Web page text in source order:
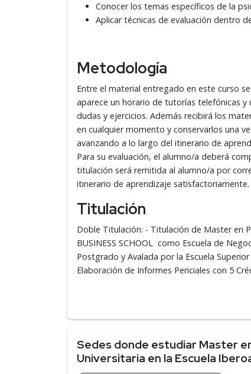
Conocer los temas específicos de la
Aplicar técnicas de evaluación dentro
Metodología
Entre el material entregado en este curso
aparece un horario de tutorías telefónicas
dudas y ejercicios. Además recibirá los
en cualquier momento y conservarlos una
avanzando a lo largo del itinerario de
Para su evaluación, el alumno/a deberá
titulación será remitida al alumno/a por
itinerario de aprendizaje satisfactoriamente.
Titulación
Doble Titulación: - Titulación de Master en
BUSINESS SCHOOL como Escuela de
Postgrado y Avalada por la Escuela
Elaboración de Informes Periciales con 5
Sedes donde estudiar Master
Universitaria en la Escuela